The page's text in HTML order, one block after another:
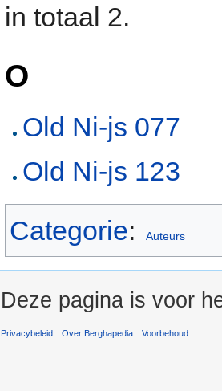
in totaal 2.
O
Old Ni-js 077
Old Ni-js 123
Categorie: Auteurs
Deze pagina is voor
Privacybeleid Over Berghapedia Voorbehoud